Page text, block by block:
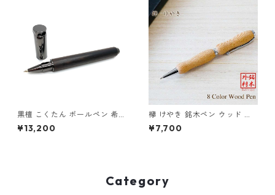
黒檀 こくたん ボールペン 希少
銘木材 ローラーボールペン T
WB2305 マグネットキャップ
¥13,200
欅 けやき 銘木ペン ウッド 木
のボールペン クロスタイプ T
WD1601
¥7,700
Category